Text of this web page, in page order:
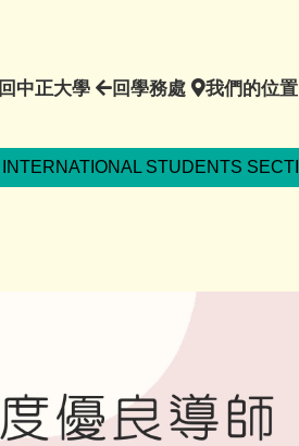
回中正大學回
大
學
回學務處回
處
我們的位置
INTERNATIONAL STUDENTS